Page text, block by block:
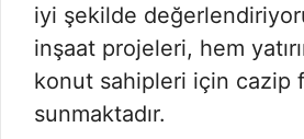
iyi şekilde
inşaat projeleri, hem
konut sahipleri için cazip
sunmaktadır.